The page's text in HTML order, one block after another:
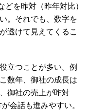
を昨対（昨年対比）
。それでも、数字を
透けて見えてくるこ
立つことが多い。例
数年、御社の成長は
御社の売上が昨対
会話も進みやすい。